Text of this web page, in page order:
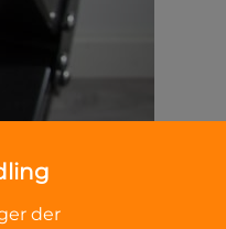
der